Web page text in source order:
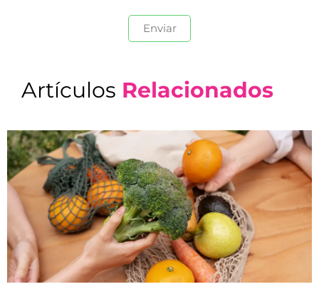
Artículos Relacionados